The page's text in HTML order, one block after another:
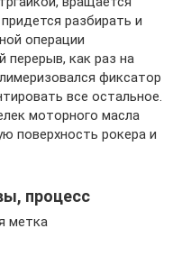
разбирать и
операции
как раз на
фиксатор
все остальное.
моторного масла
поверхность рокера и
процесс
метка